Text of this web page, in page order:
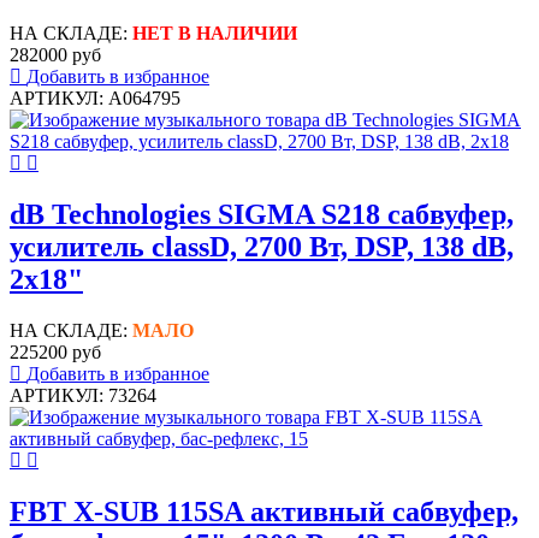
НА СКЛАДЕ: НЕТ В НАЛИЧИИ
282000 руб
Добавить в избранное
АРТИКУЛ: A064795
dB Technologies SIGMA S218 сабвуфер,
усилитель classD, 2700 Вт, DSP, 138 dB,
2x18"
НА СКЛАДЕ: МАЛО
225200 руб
Добавить в избранное
АРТИКУЛ: 73264
FBT X-SUB 115SA активный сабвуфер,